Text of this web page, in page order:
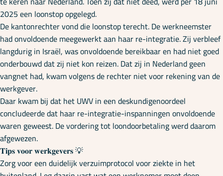
2025 een loonstop opgelegd.
De kantonrechter vond die loonstop terecht. De werkneemster
had onvoldoende meegewerkt aan haar re-integratie. Zij verbleef
langdurig in Israël, was onvoldoende bereikbaar en had niet goed
onderbouwd dat zij niet kon reizen. Dat zij in Nederland geen
vangnet had, kwam volgens de rechter niet voor rekening van de
werkgever.
Daar kwam bij dat het UWV in een deskundigenoordeel
concludeerde dat haar re-integratie-inspanningen onvoldoende
waren geweest. De vordering tot loondoorbetaling werd daarom
afgewezen.
𝐓𝐢𝐩𝐬 𝐯𝐨𝐨𝐫 𝐰𝐞𝐫𝐤𝐠𝐞𝐯𝐞𝐫𝐬 💡
Zorg voor een duidelijk verzuimprotocol voor ziekte in het